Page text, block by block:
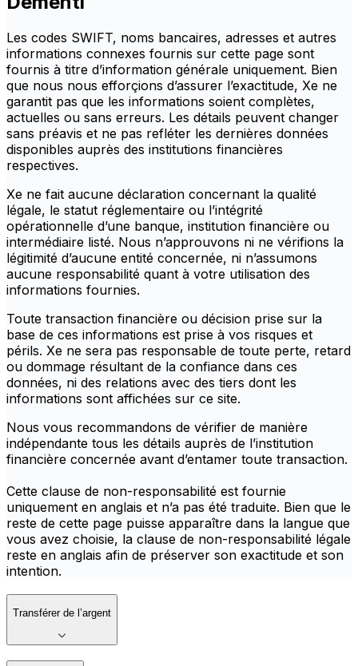
Les codes SWIFT, noms bancaires, adresses et autres
informations connexes fournis sur cette page sont
fournis à titre d’information générale uniquement. Bien
que nous nous efforçions d’assurer l’exactitude, Xe ne
garantit pas que les informations soient complètes,
actuelles ou sans erreurs. Les détails peuvent changer
sans préavis et ne pas refléter les dernières données
disponibles auprès des institutions financières
respectives.
Xe ne fait aucune déclaration concernant la qualité
légale, le statut réglementaire ou l’intégrité
opérationnelle d’une banque, institution financière ou
intermédiaire listé. Nous n’approuvons ni ne vérifions la
légitimité d’aucune entité concernée, ni n’assumons
aucune responsabilité quant à votre utilisation des
informations fournies.
Toute transaction financière ou décision prise sur la
base de ces informations est prise à vos risques et
périls. Xe ne sera pas responsable de toute perte, retard
ou dommage résultant de la confiance dans ces
données, ni des relations avec des tiers dont les
informations sont affichées sur ce site.
Nous vous recommandons de vérifier de manière
indépendante tous les détails auprès de l’institution
financière concernée avant d’entamer toute transaction.
Cette clause de non-responsabilité est fournie
uniquement en anglais et n’a pas été traduite. Bien que le
reste de cette page puisse apparaître dans la langue que
vous avez choisie, la clause de non-responsabilité légale
reste en anglais afin de préserver son exactitude et son
intention.
Transférer de l’argent